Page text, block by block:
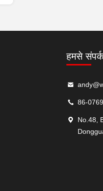
हमसे
86-
No.48,